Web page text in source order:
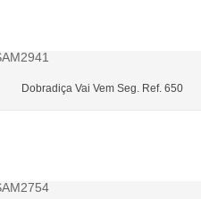
Dobradiça Vai Vem Seg. Ref. 650